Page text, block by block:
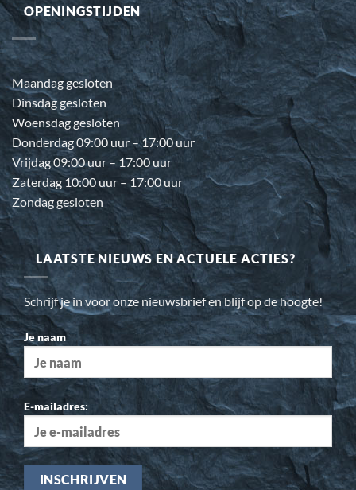
OPENINGSTIJDEN
Maandag gesloten
Dinsdag gesloten
Woensdag gesloten
Donderdag 09:00 uur – 17:00 uur
Vrijdag 09:00 uur – 17:00 uur
Zaterdag 10:00 uur – 17:00 uur
Zondag gesloten
LAATSTE NIEUWS EN ACTUELE ACTIES?
Schrijf je in voor onze nieuwsbrief en blijf op de hoogte!
Je naam
E-mailadres: